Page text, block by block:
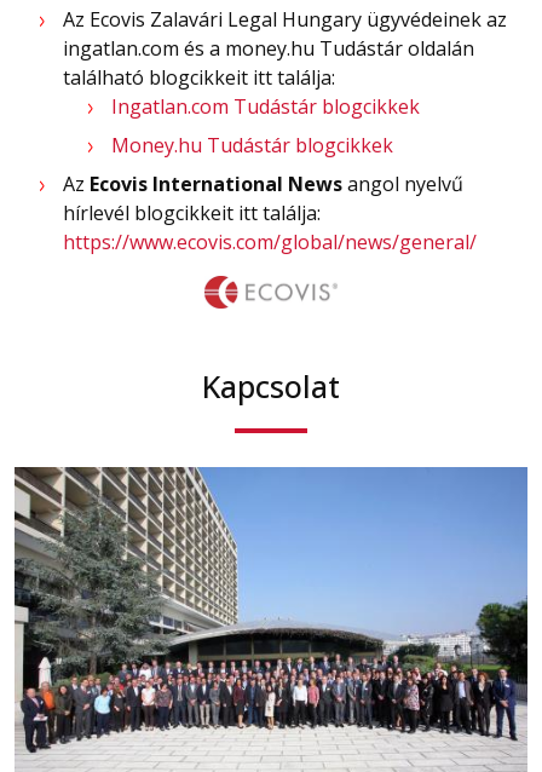
Az Ecovis Zalavári Legal Hungary ügyvédeinek az
ingatlan.com és a money.hu Tudástár oldalán
található blogcikkeit itt találja:
Ingatlan.com Tudástár blogcikkek
Money.hu Tudástár blogcikkek
Az Ecovis International Newsangol nyelvű
hírlevél blogcikkeit itt találja:
https://www.ecovis.com/global/news/general/
Kapcsolat